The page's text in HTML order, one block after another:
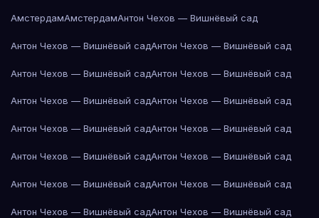
АмстердамАмстердамАнтон Чехов — Вишнёвый сад
Антон Чехов — Вишнёвый садАнтон Чехов — Вишнёвый сад
Антон Чехов — Вишнёвый садАнтон Чехов — Вишнёвый сад
Антон Чехов — Вишнёвый садАнтон Чехов — Вишнёвый сад
Антон Чехов — Вишнёвый садАнтон Чехов — Вишнёвый сад
Антон Чехов — Вишнёвый садАнтон Чехов — Вишнёвый сад
Антон Чехов — Вишнёвый садАнтон Чехов — Вишнёвый сад
Антон Чехов — Вишнёвый садАнтон Чехов — Вишнёвый сад